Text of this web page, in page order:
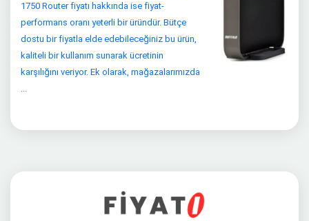
1750 Router fiyatı hakkında ise fiyat-
performans oranı yeterli bir üründür. Bütçe
dostu bir fiyatla elde edebileceğiniz bu ürün,
kaliteli bir kullanım sunarak ücretinin
karşılığını veriyor. Ek olarak, mağazalarımızda
...